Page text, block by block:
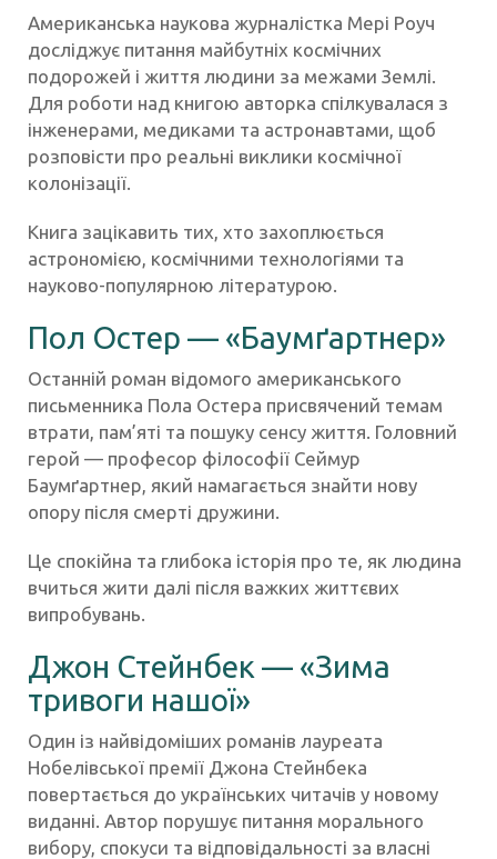
Американська наукова журналістка Мері Роуч
досліджує питання майбутніх космічних
подорожей і життя людини за межами Землі.
Для роботи над книгою авторка спілкувалася з
інженерами, медиками та астронавтами, щоб
розповісти про реальні виклики космічної
колонізації.
Книга зацікавить тих, хто захоплюється
астрономією, космічними технологіями та
науково-популярною літературою.
Пол Остер — «Баумґартнер»
Останній роман відомого американського
письменника Пола Остера присвячений темам
втрати, пам’яті та пошуку сенсу життя. Головний
герой — професор філософії Сеймур
Баумґартнер, який намагається знайти нову
опору після смерті дружини.
Це спокійна та глибока історія про те, як людина
вчиться жити далі після важких життєвих
випробувань.
Джон Стейнбек — «Зима
тривоги нашої»
Один із найвідоміших романів лауреата
Нобелівської премії Джона Стейнбека
повертається до українських читачів у новому
виданні. Автор порушує питання морального
вибору, спокуси та відповідальності за власні